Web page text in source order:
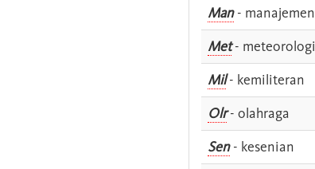
Man- manajemen
Met- meteorologi
Mil- kemiliteran
Olr- olahraga
Sen- kesenian